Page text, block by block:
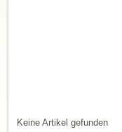
Keine Artikel gefunden